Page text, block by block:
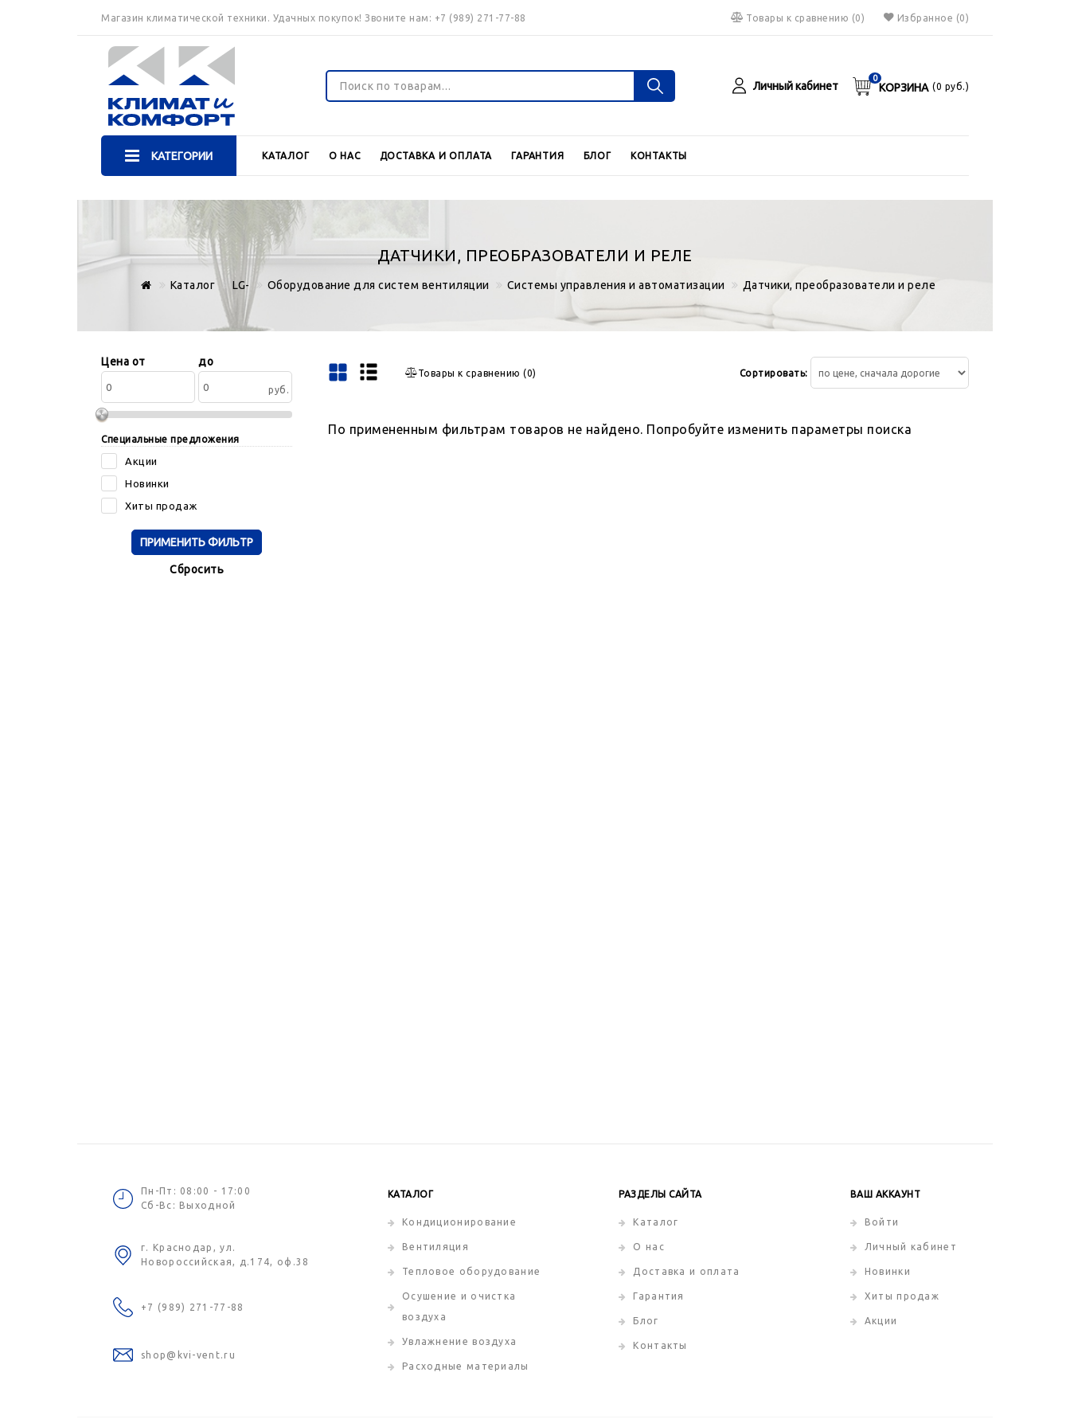
Магазин климатической техники. Удачных покупок! Звоните нам: +7 (989) 271-77-88 Товары к сравнению (0) Избранное (0)
Личный кабинет КОРЗИНА
0
(0 руб.)
КАТЕГОРИИ КАТАЛОГ О НАС ДОСТАВКА И ОПЛАТА ГАРАНТИЯ БЛОГ КОНТАКТЫ
ДАТЧИКИ, ПРЕОБРАЗОВАТЕЛИ И РЕЛЕ
Каталог LG- Оборудование для систем вентиляции Системы управления и автоматизации Датчики, преобразователи и реле
Сортировать
по:
Цена от до
руб.
Специальные предложения
Акции
Новинки
Хиты продаж
Cбросить
Товары к сравнению (0) Сортировать:
По примененным фильтрам товаров не найдено. Попробуйте изменить параметры поиска
Пн-Пт: 08:00 - 17:00
Сб-Вс: Выходной
г. Краснодар, ул.
Новороссийская, д.174, оф.38
+7 (989) 271-77-88
shop@kvi-vent.ru
КАТАЛОГ
Кондиционирование
Вентиляция
Тепловое оборудование
Осушение и очистка
воздуха
Увлажнение воздуха
Расходные материалы
РАЗДЕЛЫ САЙТА
Каталог
О нас
Доставка и оплата
Гарантия
Блог
Контакты
ВАШ АККАУНТ
Войти
Личный кабинет
Новинки
Хиты продаж
Акции